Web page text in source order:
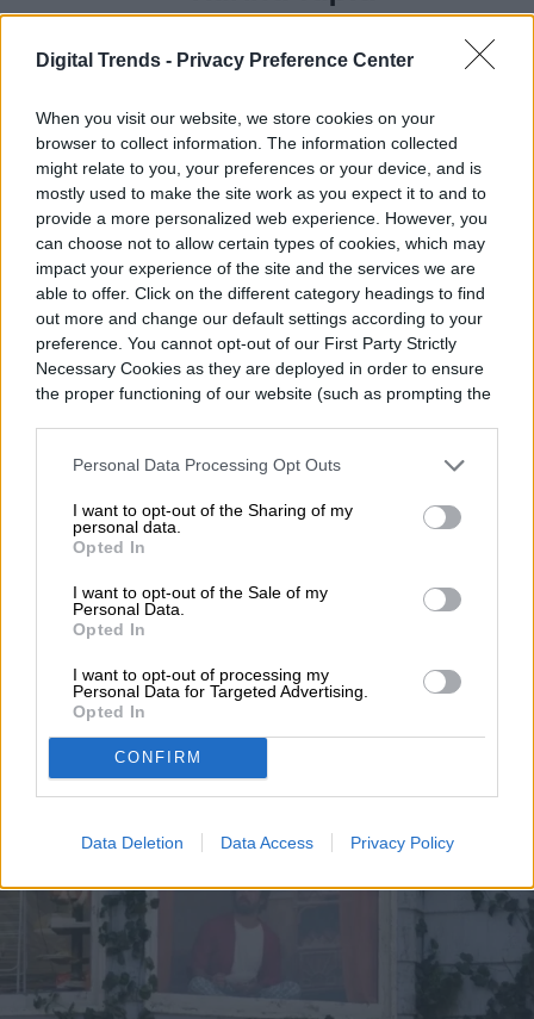
Digital Trends - Privacy Preference Center
When you visit our website, we store cookies on your
browser to collect information. The information collected
might relate to you, your preferences or your device, and is
mostly used to make the site work as you expect it to and to
provide a more personalized web experience. However, you
can choose not to allow certain types of cookies, which may
impact your experience of the site and the services we are
able to offer. Click on the different category headings to find
out more and change our default settings according to your
preference. You cannot opt-out of our First Party Strictly
Necessary Cookies as they are deployed in order to ensure
the proper functioning of our website (such as prompting the
Personal Data Processing Opt Outs
I want to opt-out of the Sharing of my
personal data.
Opted In
I want to opt-out of the Sale of my
Personal Data.
Opted In
I want to opt-out of processing my
Personal Data for Targeted Advertising.
Opted In
CONFIRM
Data Deletion Data Access Privacy Policy
Redes sociales (Facebook, Instagram,
TikTok), videojuegos y las últimas
tendencias del internet y la industria
tecnológica…
Topics
NoticiasHomepage
ENTRETENIMIENTO
Un hombre vive dentro de
una valla publicitaria
para promocionar The
Last House